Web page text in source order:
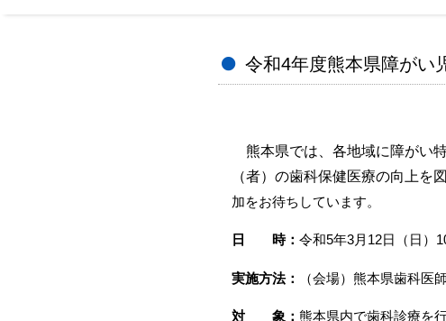
令和4年度熊本県障がい
熊本県では、各地域に障がい
（者）の歯科保健医療の向上を
加をお待ちしています。
日 時：令和5年3月12日（日）
実施方法： （会場）熊本県歯科医
対 象：熊本県内で歯科診療を